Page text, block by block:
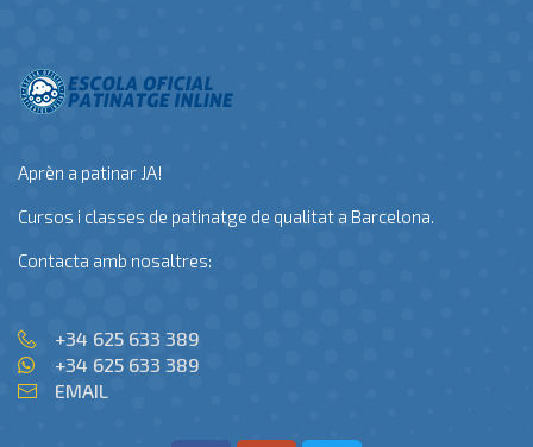
Aprèn a patinar JA!
Cursos i classes de patinatge de qualitat a Barcelona.
Contacta amb nosaltres:
+34 625 633 389
+34 625 633 389
EMAIL